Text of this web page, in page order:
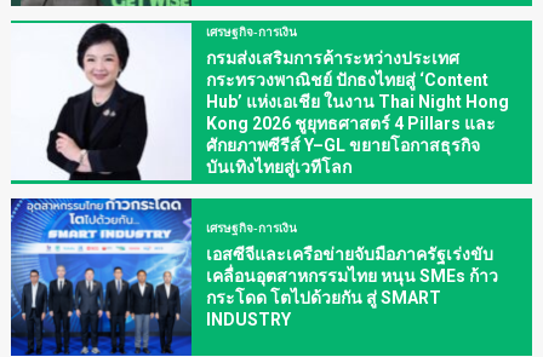
เศรษฐกิจ-การเงิน
กรมส่งเสริมการค้าระหว่างประเทศ
กระทรวงพาณิชย์ ปักธงไทยสู่ ‘Content
Hub’ แห่งเอเชีย ในงาน Thai Night Hong
Kong 2026 ชูยุทธศาสตร์ 4 Pillars และ
ศักยภาพซีรีส์ Y–GL ขยายโอกาสธุรกิจ
บันเทิงไทยสู่เวทีโลก
เศรษฐกิจ-การเงิน
เอสซีจีและเครือข่ายจับมือภาครัฐเร่งขับ
เคลื่อนอุตสาหกรรมไทย หนุน SMEs ก้าว
กระโดด โตไปด้วยกัน สู่ SMART
INDUSTRY